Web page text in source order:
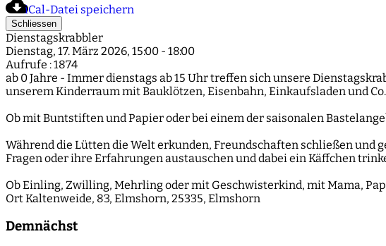
iCal-Datei speichern
Schliessen
Dienstagskrabbler
Dienstag, 17. März 2026, 15:00 - 18:00
Aufrufe : 1874
ab 0 Jahre - Immer dienstags ab 15 Uhr treffen sich unsere
unserem Kinderraum mit Bauklötzen, Eisenbahn, Einkaufsladen und Co.
Ob mit Buntstiften und Papier oder bei einem der saisonalen
Während die Lütten die Welt erkunden, Freundschaften schließen
Fragen oder ihre Erfahrungen austauschen und dabei ein Käffchen
Ob Einling, Zwilling, Mehrling oder mit Geschwisterkind, mit Mama,
OrtKaltenweide, 83, Elmshorn, 25335, Elmshorn
Demnächst